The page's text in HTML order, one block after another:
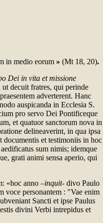
in medio eorum » (Mt 18, 20).
Dei in vita et missione
decuit fratres, qui perinde
adverterent. Hanc
auspicanda in Ecclesia S.
pro servo Dei Pontificeque
et quatuor sanctorum nova in
delineaverint, in qua ipsa
et testimoniis in hoc
sum nimis; idemque
grati animi sensa aperio, qui
«hoc anno –inquit- divo Paulo
voce personantem : "Vae enim
Sancti et ipse Paulus
divini Verbi intrepidus et